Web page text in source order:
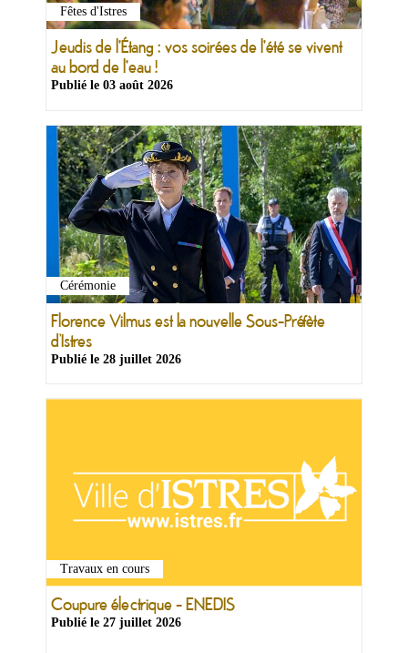
Fêtes d'Istres
Jeudis de l'Étang : vos soirées de l'été se vivent
au bord de l'eau !
Publié le 03 août 2026
Cérémonie
Florence Vilmus est la nouvelle Sous-Préfète
d’Istres
Publié le 28 juillet 2026
Travaux en cours
Coupure électrique - ENEDIS
Publié le 27 juillet 2026